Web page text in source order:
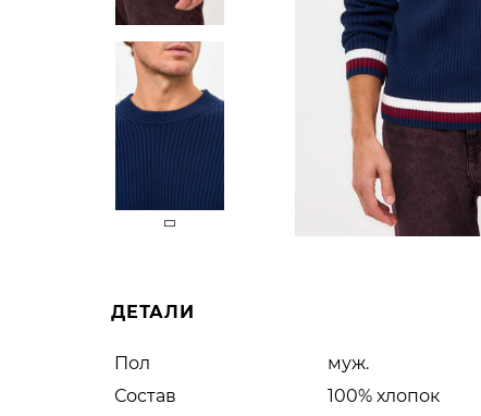
ДЕТАЛИ
Пол
муж.
Состав
100% хлопок